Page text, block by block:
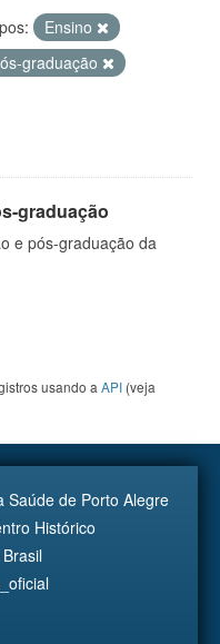
Ensino
graduação
graduação
e pós-graduação da
usando a API (veja
Saúde de Porto Alegre
Histórico